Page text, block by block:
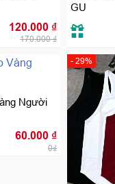
170.000₫
Giá
gốc
120.000 ₫Giá
hiện
tại
120.000 ₫.
GU
Người
60.000 ₫
0₫
- 29%